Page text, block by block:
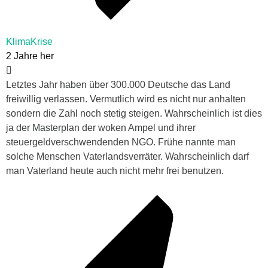
KlimaKrise
2 Jahre her
Letztes Jahr haben über 300.000 Deutsche das Land
freiwillig verlassen. Vermutlich wird es nicht nur anhalten
sondern die Zahl noch stetig steigen. Wahrscheinlich ist dies
ja der Masterplan der woken Ampel und ihrer
steuergeldverschwendenden NGO. Frühe nannte man
solche Menschen Vaterlandsverräter. Wahrscheinlich darf
man Vaterland heute auch nicht mehr frei benutzen.